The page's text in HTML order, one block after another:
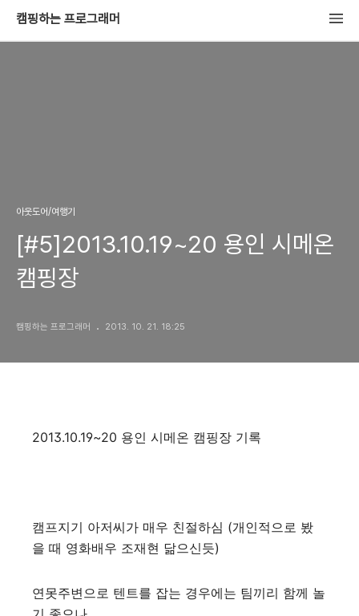
캠핑하는 프로그래머
아웃도어/여행기
[#5]2013.10.19~20 용인 시메온
캠핑장
캠핑하는 프로그래머 2013. 10. 21. 18:25
2013.10.19~20 용인 시메온 캠핑장 기록
캠프지기 아저씨가 매우 친절하심 (개인적으로 봤
을 때 영화배우 조재현 닮으신듯)
연못주변으로 텐트를 잡는 경우에는 팀끼리 함께 놀